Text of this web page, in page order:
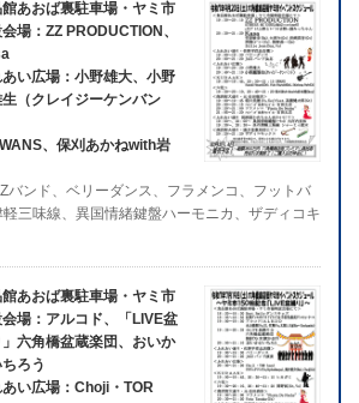
あおば裏駐車場・ヤミ市
場：ZZ PRODUCTION、
い広場：小野雄大、小野
（クレイジーケンバン
、保刈あかねwith岩
バンド、ベリーダンス、フラメンコ、フットバ
三味線、異国情緒鍵盤ハーモニカ、ザディコキ
あおば裏駐車場・ヤミ市
場：アルコド、「LIVE盆
六角橋盆蔵楽団、おいか
ちろう
い広場：Choji・TOR